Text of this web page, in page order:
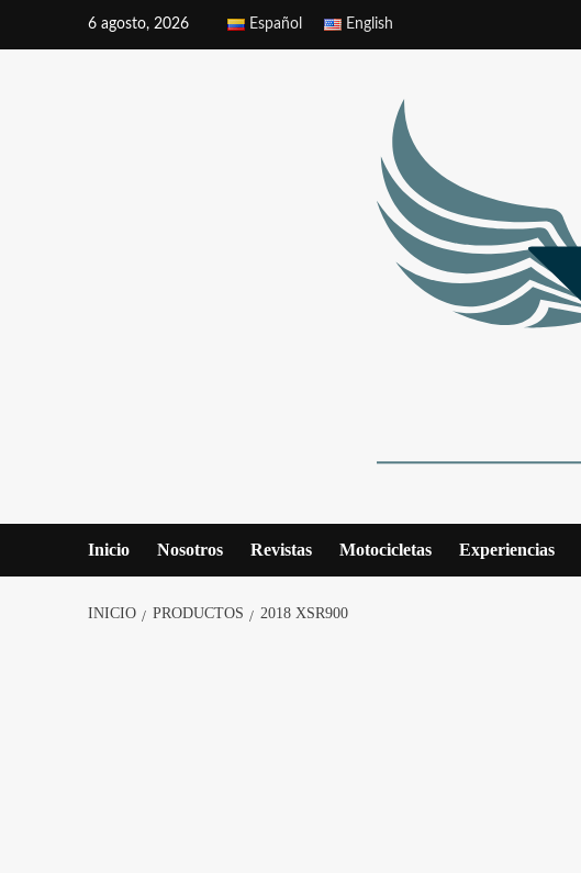
6 agosto, 2026 Español English
Inicio Nosotros Revistas Motocicletas Experiencias
INICIO PRODUCTOS 2018 XSR900